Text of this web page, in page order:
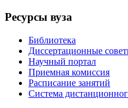
Ресурсы вуза
Библиотека
Диссертационные
Научный портал
Приемная комиссия
Расписание занятий
Система